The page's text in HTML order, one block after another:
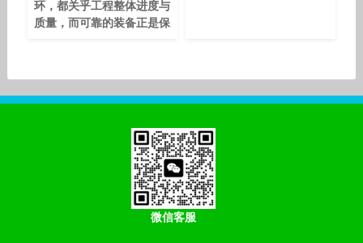
环，都关乎工程整体进度与
质量，而可靠的装备正是保
能基建全流程”的系列产
提供可靠支撑。 在基建工
程建材运输、土方转运等核
心环节，自卸车需频繁面对
重载起步、颠簸路况与高强
度作业循环，豪沃TX PRO
自卸车历经全方位优化，成
微信客服